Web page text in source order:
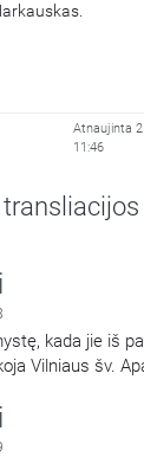
Atnaujinta
11:46
kada jie iš
Vilniaus šv.
prioras,